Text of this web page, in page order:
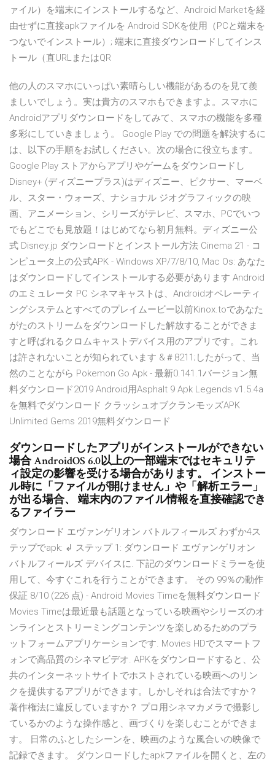
ァイル）を端末にインストールするなど、Android Marketを経
由せずに直接apkファイルを Android SDKを使用（PCと端末を
つないでインストール）; 端末に直接ダウンロードしてインス
トール（直URLまたはQR
他の人のスマホにいっぱい素晴らしい機能があるのを見て羨
ましいでしょう。実は貴方のスマホもできますよ。スマホに
Androidアプリダウンロードをしてみて、スマホの機能を多種
多彩にしていきましょう。 Google Play での問題を解決するに
は、以下の手順をお試しください。次の場合に役立ちます。
Google Play ストアからアプリやゲームをダウンロードし
Disney+ (ディズニープラス)はディズニー、ピクサー、マーベ
ル、スター・ウォーズ、ナショナル ジオグラフィックの映
画、アニメーション、シリーズがテレビ、スマホ、PCでいつ
でもどこでも見放題！はじめてなら初月無料。ディズニー公
式 Disney.jp ダウンロードとインストール方法 Cinema 21 - コ
ンピュータ上の公式APK - Windows XP/7/8/10, Mac Os: あなた
はダウンロードしてインストールする必要があります Android
のエミュレータ PC シネマキャストは、Androidオペレーティ
ングシステムとすべてのプレイムービー以前Kinox.toであなた
がたのストリームをダウンロードした解放することができま
すと呼ばれるクロムキャストデバイス用のアプリです。これ
は許されないことが知られています &＃8211;したがって、当
然のことながら Pokemon Go Apk - 最新0.141.1バージョン無
料ダウンロード2019 Android用Asphalt 9 Apk Legends v1.5.4a
を無料でダウンロード クラッシュオブクランモッズAPK
Unlimited Gems 2019無料ダウンロード
ダウンロードしたアプリがインストールができない
場合 AndroidOS 6.0以上の一部端末ではセキュリテ
ィ設定の影響を受ける場合があります。 インストー
ル時に「ファイルが開けません」や「解析エラー」
が出る場合、 端末内のファイル情報を直接確認でき
るファイラー
ダウンロード エヴァンゲリオン バトルフィールズ わずか4ス
テップでapk: ↲ ステップ 1: ダウンロード エヴァンゲリオン
バトルフィールズ デバイスに. 下記のダウンロードミラーを使
用して、今すぐこれを行うことができます。 その 99％の動作
保証 8/10 (226 点) - Android Movies Timeを無料ダウンロード
Movies Timeは最近最も話題となっている映画やシリーズのオ
ンラインとストリーミングコンテンツを楽しめるためのプラ
ットフォームアプリケーションです. Movies HDでスマートフ
ォンで高品質のシネマビデオ. APKをダウンロードすると、公
共のインターネットサイトでホストされている映画へのリン
クを提供するアプリができます。しかしそれは合法ですか？
著作権法に違反していますか？ プロ用シネマカメラで撮影し
ているかのような操作感と、画づくりを楽しむことができま
す。 日常のふとしたシーンを、映画のような風合いの映像で
記録できます。 ダウンロードしたapkファイルを開くと、左の